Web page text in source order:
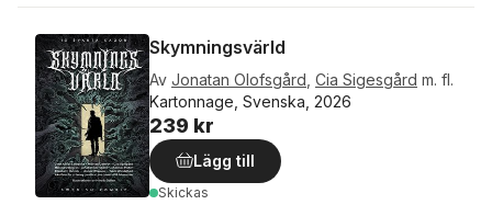
Skymningsvärld
Av Jonatan Olofsgård Cia Sigesgård m. fl.
Kartonnage, Svenska, 2026
239 kr
Lägg till
Skickas